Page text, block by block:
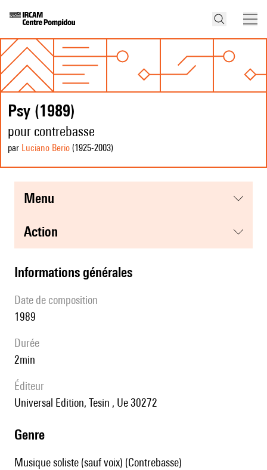
Psy (1989)
pour contrebasse
par Luciano Berio (1925-2003)
menu
action
informations générales
date de composition
1989
durée
2min
éditeur
Universal Edition, Tesin , Ue 30272
genre
Musique soliste (sauf voix) (Contrebasse)